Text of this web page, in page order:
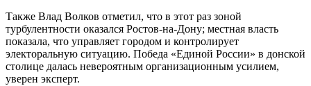
Также Влад Волков отметил, что в этот раз зоной
турбулентности оказался Ростов-на-Дону; местная власть
показала, что управляет городом и контролирует
электоральную ситуацию. Победа «Единой России» в донской
столице далась невероятным организационным усилием,
уверен эксперт.